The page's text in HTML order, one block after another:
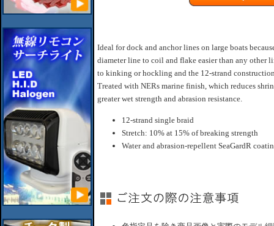
Ideal for dock and anchor lines on large boats
diameter line to coil and flake easier than any other
to kinking or hockling and the 12-strand
Treated with NERs marine finish, which reduces
greater wet strength and abrasion resistance.
12-strand single braid
Stretch: 10% at 15% of breaking strength
Water and abrasion-repellent SeaGardR